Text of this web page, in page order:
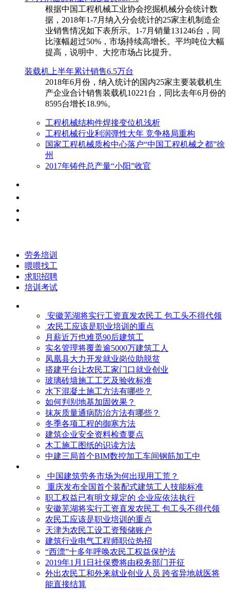
根据中国工程机械工业协会挖掘机械分会统计数
据，2018年1-7月纳入分会统计的25家主机制造企
业销售情况如下表所示。1-7月销量131246台，同
比涨幅超过50%，市场持续高增长。平均吨位大幅
提高，说明中、大挖市场占比提升。
装载机上半年累计销售6.5万台
​2018年6月份，纳入统计的国内25家主要装载机生
产企业合计销售装载机10221台，同比去年6月份的
8595台增长18.9%。
工程机械结构件焊接变位机浅析
工程机械行业利润弹性大年 竞争格局重构
国家工程机械质检中心落户“中国工程机械之都”徐
州
2017年铸件总产量“小阳”收官
劳务培训
喂喂找工
求职招聘
培训考试
安徽芜湖将实行工资直发农民工 包工头不得代领
农民工应该是职业培训的重点
月薪近万也难觅90后建筑工
实名管理将覆盖逾5000万建筑工人
凤凰县大力开发就业岗位助脱贫
搭建平台让农民工家门口就业创业
玻璃砖墙施工工艺及验收标准
水下混凝土施工方法有哪些？
如何判别地基加固效果？
抹灰质量通病防治方法有哪些？
冬季各项工程的御寒​方法
建筑企业安全资料检查要点
木工施工图纸的识读方法
中建三局首个BIM数控加工车间钢筋加工中
中国建筑劳务市场为何出现用工荒？
重庆发布全国首个装配式建筑工人技能标准
职工权益已有明文规定的 企业应依法执行
安徽芜湖将实行工资直发农民工 包工头不得代领
农民工应该是职业培训的重点
天津为农民工设工资预储账户
建筑行业电气工程师职位热招
“西漂”十多年呼唤农民工权益保护法
2019年1月1日社保费将由税务部门开征
外出农民工和外来就业创业人员 跨省异地就医将
能直接结算